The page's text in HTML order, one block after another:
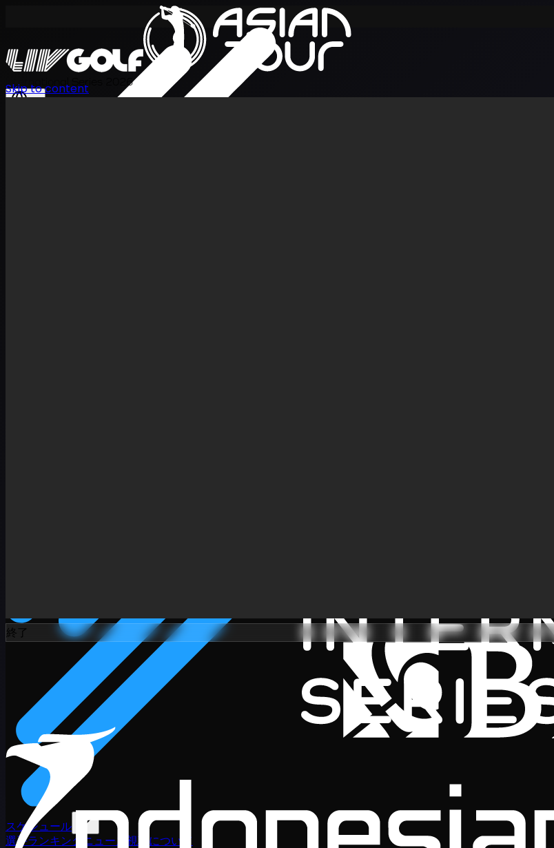
International Series 2026
スケジュール
選手ランキング ニュース 視聴 について
Skip to content
終了